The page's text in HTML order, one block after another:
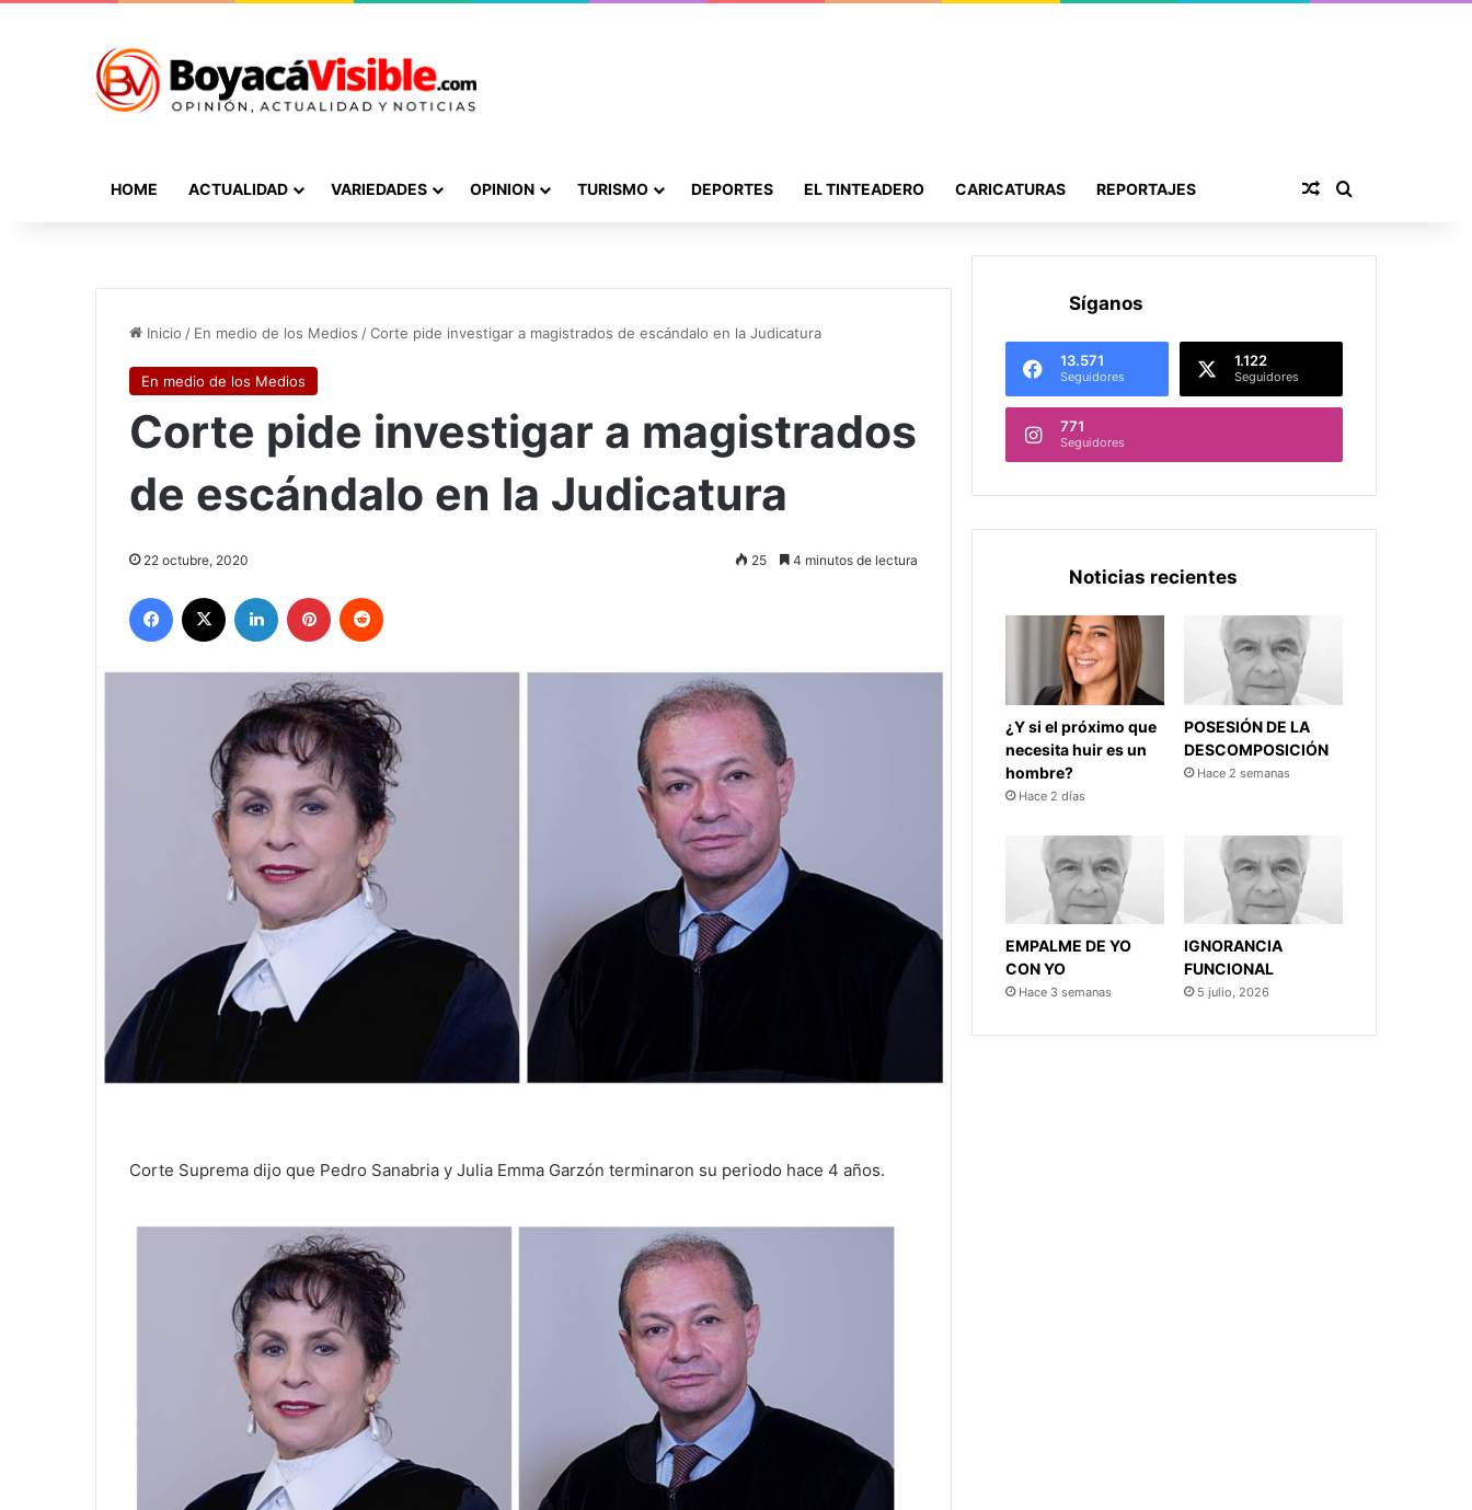
HOME ACTUALIDAD VARIEDADES OPINION TURISMO DEPORTES EL TINTEADERO CARICATURAS REPORTAJES Publicación al
Inicio / En medio de los Medios /Corte pide investigar a magistrados de escándalo en la Judicatura
En medio de los Medios
Corte pide investigar a magistrados
de escándalo en la Judicatura
22 octubre, 2020 25 4 minutos de lectura
Facebook LinkedIn Pinterest
Corte Suprema dijo que Pedro Sanabria y Julia Emma Garzón terminaron su periodo hace 4 años.
Síganos
13.571
Seguidores
1.122
Seguidores
771
Seguidores
Noticias recientes
¿Y si el próximo que
necesita huir es un
hombre?
Hace 2 días
POSESIÓN DE LA
DESCOMPOSICIÓN
Hace 2 semanas
EMPALME DE YO
CON YO
Hace 3 semanas
IGNORANCIA
FUNCIONAL
5 julio, 2026